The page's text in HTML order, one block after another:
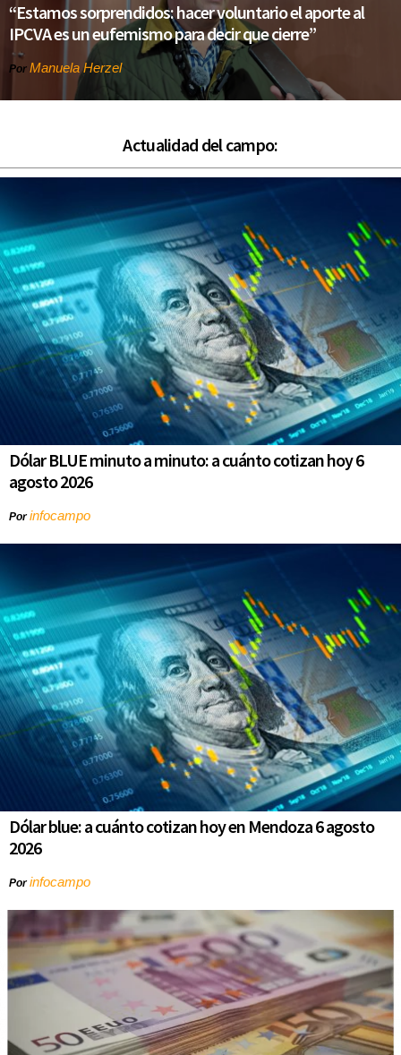
“Estamos sorprendidos: hacer voluntario el aporte al
IPCVA es un eufemismo para decir que cierre”
Por Manuela Herzel
Actualidad del campo:
Dólar BLUE minuto a minuto: a cuánto cotizan hoy 6
agosto 2026
Porinfocampo
Dólar blue: a cuánto cotizan hoy en Mendoza 6 agosto
2026
Porinfocampo